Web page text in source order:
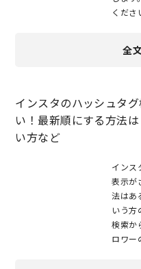
くださ
全
インスタのハッシュタ
い！最新順にする方法
い方など
インス
表示が
法はあ
いう方
検索か
ロワー